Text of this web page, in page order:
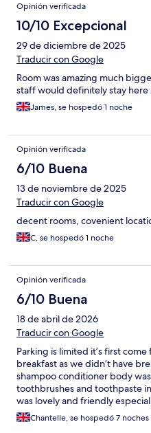
Opinión verificada
10/10 Excepcional
29 de diciembre de 2025
Traducir con Google
Room was amazing much
staff would definitely stay here
James, se hospedó 1 noche
Opinión verificada
6/10 Buena
13 de noviembre de 2025
Traducir con Google
decent rooms, covenient
C, se hospedó 1 noche
Opinión verificada
6/10 Buena
18 de abril de 2026
Traducir con Google
Parking is limited it’s first
breakfast as we didn’t have
shampoo conditioner body
toothbrushes and toothpaste
was lovely and friendly
into the town center lovely
to drive.
Chantelle, se hospedó 7 noches